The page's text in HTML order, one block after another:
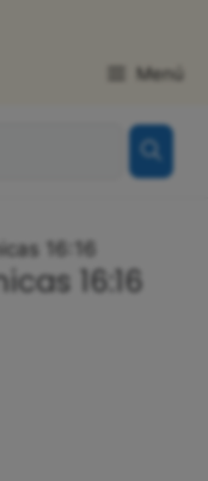
Menú
16:16
16:16